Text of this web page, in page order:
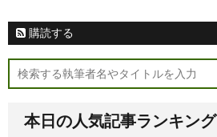
購読する
本日の人気記事ランキング